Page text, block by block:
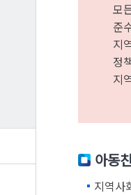
모
준
지
정
지
아동
지역사